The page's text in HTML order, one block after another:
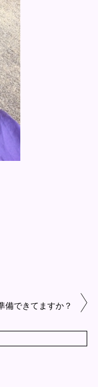
備できてますか？